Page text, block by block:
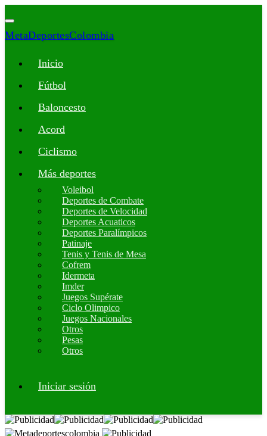
MetaDeportesColombia
Inicio
Fútbol
Baloncesto
Acord
Ciclismo
Más deportes
Voleibol
Deportes de Combate
Deportes de Velocidad
Deportes Acuaticos
Deportes Paralímpicos
Patinaje
Tenis y Tenis de Mesa
Cofrem
Idermeta
Imder
Juegos Supérate
Ciclo Olimpico
Juegos Nacionales
Otros
Pesas
Otros
Iniciar sesión